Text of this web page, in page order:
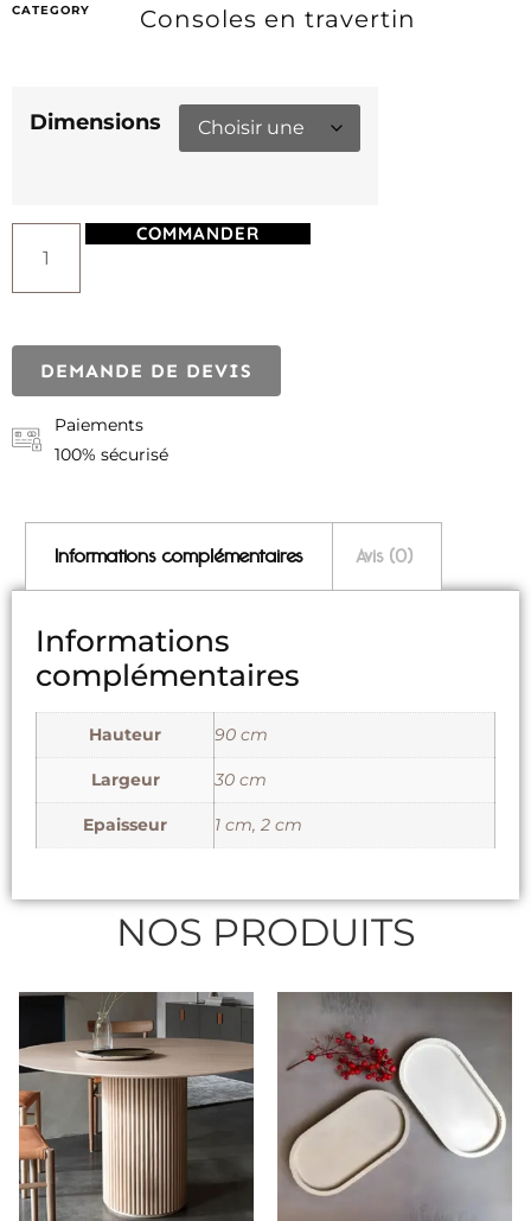
CATEGORY Consoles en travertin
Dimensions
COMMANDER
DEMANDE DE DEVIS
Paiements
100% sécurisé
Informations complémentaires Avis (0)
Informations
complémentaires
Hauteur 90 cm
Largeur 30 cm
Epaisseur 1 cm, 2 cm
NOS PRODUITS